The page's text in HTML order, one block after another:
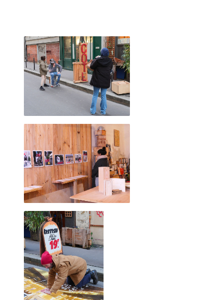
2023 février
2023 janvier
2022 décembre
2022 octobre
2022 août
2022 septembre
2022 juillet
2022 juin
2022 mai
2022 avril
2022 mars
1er décembre 2010, place Vendôme